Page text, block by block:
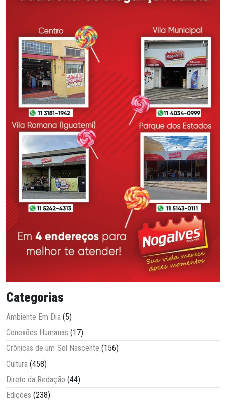
Categorias
Ambiente Em Dia (5)
Conexões Humanas (17)
Crônicas de um Sol Nascente (156)
Cultura (458)
Direto da Redação (44)
Edições (238)